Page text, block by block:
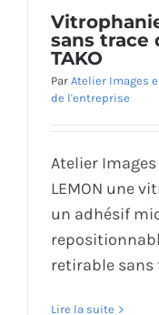
ÉCO-RESPONSABLE
CONTACT
sans trace
TAKO
Par Atelier Images
de l'entreprise
Atelier
LEMON une
un adhésif
retirable sans
Lire la suite